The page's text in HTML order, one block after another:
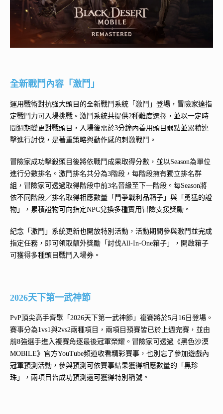
全新戰鬥內容「激鬥」
運用戰術對抗強大頭目的全新戰鬥系統「激鬥」登場，冒險家達指
定戰鬥力可入場挑戰。激鬥系統共提供2種難度選擇，並以一定時
間週期變更對戰頭目，入場後需於3分鐘內善用頭目弱點並累積連
擊進行討伐，是著重策略與動作感的刺激戰鬥。
冒險家成功擊殺頭目後將依戰鬥成果取得分數，並以Season為單位
進行分數排名。激鬥排名共分為3階段，每階段擁有獨立排名群
組，冒險家可透過取得階段中前3名晉級至下一階段。每Season將
依不同階段／排名取得相應數量「鬥爭戰利品箱子」與「勇猛的證
物」，累積證物可向指定NPC兌換多種實用冒險支援獎勵。
紀念「激鬥」系統更新也開放特別活動，活動期間參與激鬥並完成
指定任務，即可領取額外獎勵「討伐All-In-One箱子」，開啟箱子
可獲得多種頭目戰鬥入場券。
2026天下第一武神節
PvP頂尖高手齊聚「2026天下第一武神節」複賽將於5月16日登場。
賽事分為1vs1與2vs2兩種項目，兩項目預賽皆已於上週完賽，並由
前8強選手進入複賽角逐最後冠軍榮耀。冒險家可透過《黑色沙漠
MOBILE》官方YouTube頻道收看精彩賽事，也別忘了參加遊戲內
冠軍預測活動，參與預測可依賽事結果獲得相應數量的「黑珍
珠」，兩項目皆成功預測還可獲得特別稱號。